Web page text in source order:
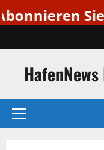
Sie gern
Inhalt
Primäres